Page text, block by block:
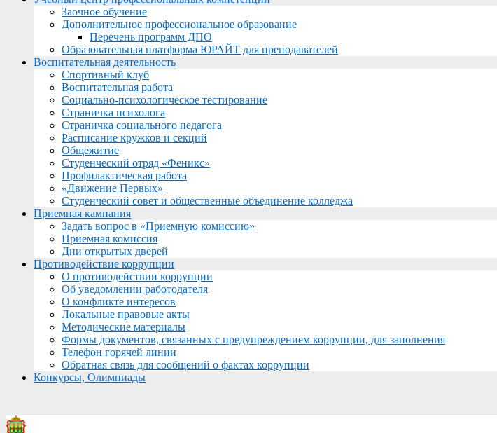
Заочное обучение
Дополнительное профессиональное образование
Перечень программ ДПО
Образовательная платформа ЮРАЙТ для преподавателей
Воспитательная деятельность
Спортивный клуб
Воспитательная работа
Социально-психологическое тестирование
Страничка психолога
Страничка социального педагога
Расписание кружков и секций
Общежитие
Студенческий отряд «Феникс»
Профилактическая работа
«Движение Первых»
Студенческий совет и общественные объединение колледжа
Приемная кампания
Задать вопрос в «Приемную комиссию»
Приемная комиссия
Дни открытых дверей
Противодействие коррупции
О противодействии коррупции
Об уведомлении работодателя
О конфликте интересов
Локальные правовые акты
Методические материалы
Формы документов, связанных с предупреждением коррупции, для заполнения
Телефон горячей линии
Обратная связь для сообщений о фактах коррупции
Конкурсы, Олимпиады